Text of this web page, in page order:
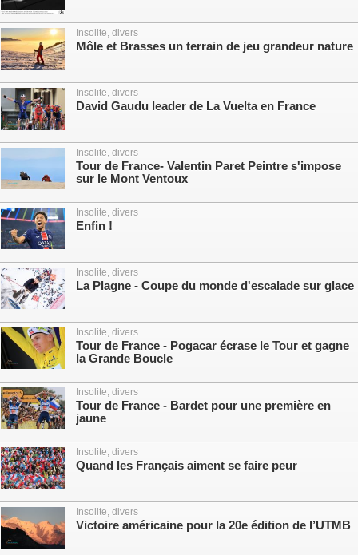
Insolite, divers
Môle et Brasses un terrain de jeu grandeur nature
Insolite, divers
David Gaudu leader de La Vuelta en France
Insolite, divers
Tour de France- Valentin Paret Peintre s'impose
sur le Mont Ventoux
Insolite, divers
Enfin !
Insolite, divers
La Plagne - Coupe du monde d'escalade sur glace
Insolite, divers
Tour de France - Pogacar écrase le Tour et gagne
la Grande Boucle
Insolite, divers
Tour de France - Bardet pour une première en
jaune
Insolite, divers
Quand les Français aiment se faire peur
Insolite, divers
Victoire américaine pour la 20e édition de l’UTMB